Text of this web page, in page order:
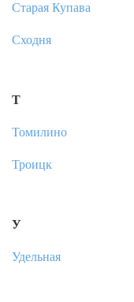
Старая Купава
Сходня
Т
Томилино
Троицк
У
Удельная